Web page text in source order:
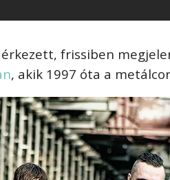
frissiben
, akik 1997 óta a